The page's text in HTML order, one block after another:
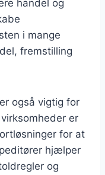
handel og
i mange
fremstilling
også vigtig for
er
for at
hjælper
og